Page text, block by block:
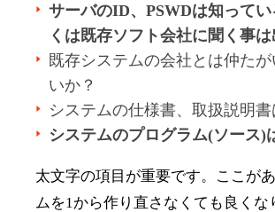
サーバのID、PSWDは知って
くは既存ソフト会社に聞く事は
既存システムの会社とは仲た
いか？
システムの仕様書、取扱説明書
システムのプログラム(ソース)
太文字の項目が重要です。ここが
ムを1から作り直さなくても良くな